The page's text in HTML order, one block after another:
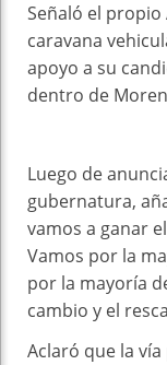
Señaló el propio
caravana
apoyo a su
dentro de
Luego de
gubernatura,
vamos a ganar
Vamos por la
por la mayoría
cambio y el
Aclaró que la